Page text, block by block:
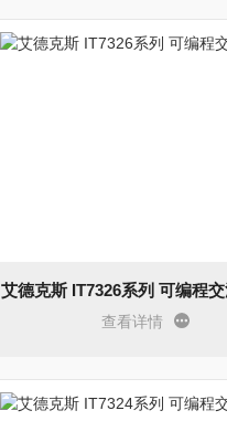
艾德克斯 IT7326系列 可编程
查看详情